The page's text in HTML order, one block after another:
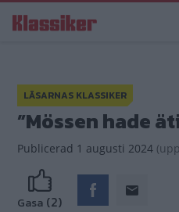
till
LÄSARNAS KLASSIKER
”Mössen hade
Publicerad 1 augusti 2024 (
Gasa (2)